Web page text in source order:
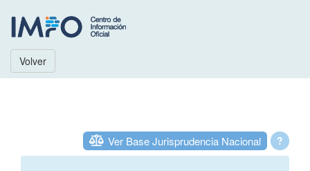
Volver
?
Ver Base Jurisprudencia Nacional